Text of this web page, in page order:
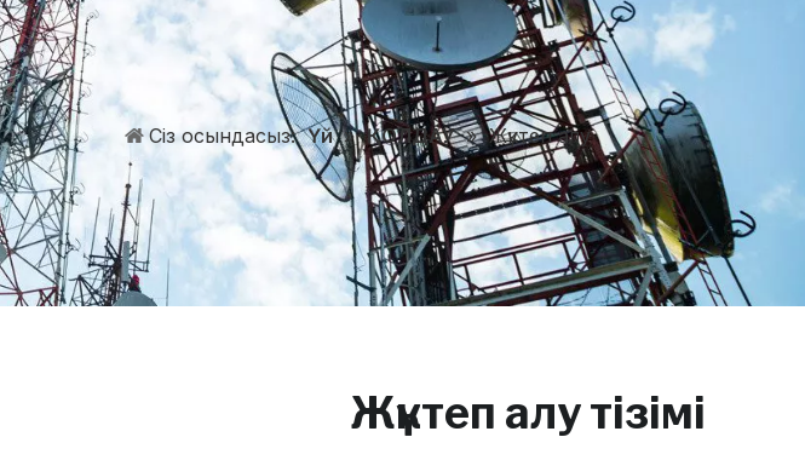
Сіз осындасыз: Үй » ҚОЛДАУ » Жүктеп алу
Жүктеп алу тізімі